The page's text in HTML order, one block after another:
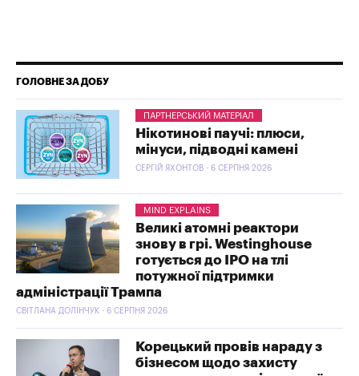
ГОЛОВНЕ ЗА ДОБУ
ПАРТНЕРСЬКИЙ МАТЕРІАЛ
Нікотинові паучі: плюси,
мінуси, підводні камені
СЕРГІЙ ЯХОНТОВ - 6 СЕРПНЯ 2026
MIND EXPLAINS
Великі атомні реактори
знову в грі. Westinghouse
готується до IPO на тлі
потужної підтримки
адміністрації Трампа
СВІТЛАНА ДОЛІНЧУК - 6 СЕРПНЯ 2026
Корецький провів нараду з
бізнесом щодо захисту